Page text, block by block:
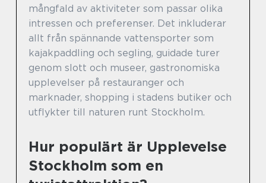
mångfald av aktiviteter som passar olika
intressen och preferenser. Det inkluderar
allt från spännande vattensporter som
kajakpaddling och segling, guidade turer
genom slott och museer, gastronomiska
upplevelser på restauranger och
marknader, shopping i stadens butiker och
utflykter till naturen runt Stockholm.
Hur populärt är Upplevelse
Stockholm som en